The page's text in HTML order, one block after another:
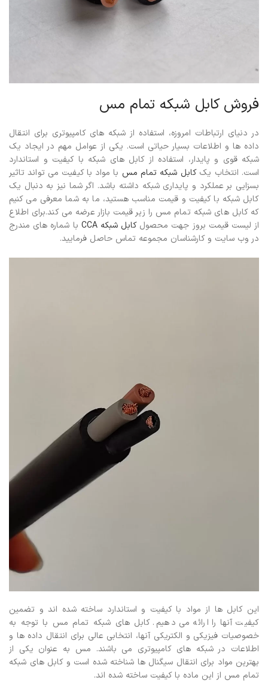
فروش کابل شبکه تمام مس
در دنیای ارتباطات امروزه، استفاده از شبکه های کامپیوتری برای انتقال
داده ها و اطلاعات بسیار حیاتی است. یکی از عوامل مهم در ایجاد یک
شبکه قوی و پایدار، استفاده از کابل های شبکه با کیفیت و استاندارد
است. انتخاب یککابل شبکه تمام مس با مواد با کیفیت می تواند تاثیر
بسزایی بر عملکرد و پایداری شبکه داشته باشد. اگر شما نیز به دنبال یک
کابل شبکه با کیفیت و قیمت مناسب هستید، ما به شما معرفی می کنیم
که کابل های شبکه تمام مس را زیر قیمت بازار عرضه می کند.برای اطلاع
از لیست قیمت بروز جهت محصول کابل شبکه CCA
با شماره های مندرج
در وب سایت و کارشناسان مجموعه تماس حاصل فرمایید.
این کابل ها از مواد با کیفیت و استاندارد ساخته شده اند و تضمین
کیفیت آنها را ارائه می دهیم. کابل های شبکه تمام مس با توجه به
خصوصیات فیزیکی و الکتریکی آنها، انتخابی عالی برای انتقال داده ها و
اطلاعات در شبکه های کامپیوتری می باشند. مس به عنوان یکی از
بهترین مواد برای انتقال سیگنال ها شناخته شده است و کابل های شبکه
تمام مس از این ماده با کیفیت ساخته شده اند.